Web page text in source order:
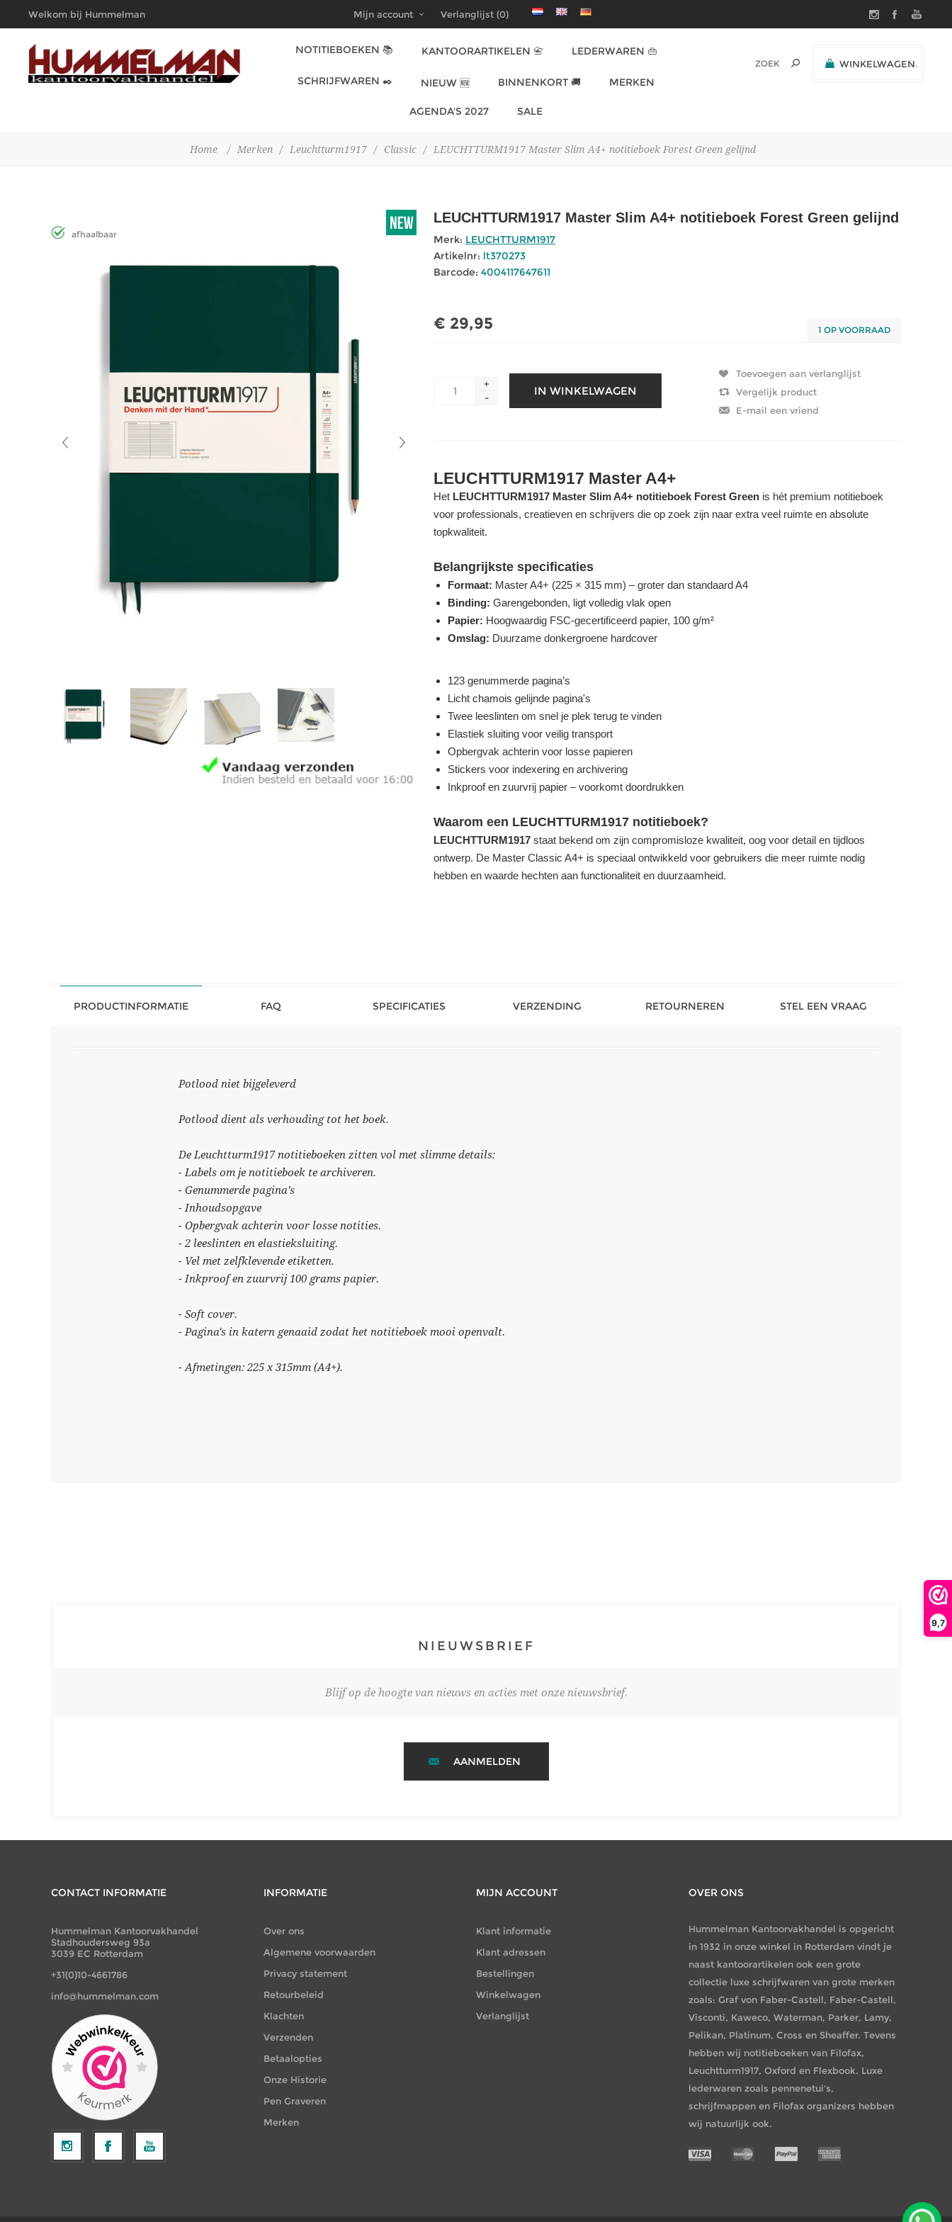
9,7
Welkom bij Hummelman
Kantoorvakhandel
Mijn account Verlanglijst (0)
WINKELWAGEN
NOTITIEBOEKEN 📚 KANTOORARTIKELEN 📇 LEDERWAREN 👜
SCHRIJFWAREN ✒️ NIEUW 🆕 BINNENKORT 🚚 MERKEN
AGENDA'S 2027 SALE
Home / Merken / Leuchtturm1917 / Classic / LEUCHTTURM1917 Master Slim A4+ notitieboek Forest Green gelijnd
afhaalbaar
LEUCHTTURM1917 Master Slim A4+ notitieboek Forest Green gelijnd
Merk: LEUCHTTURM1917
Artikelnr: lt370273
Barcode: 4004117647611
€ 29,95 1 OP VOORRAAD
+
-
LEUCHTTURM1917 Master A4+
Het LEUCHTTURM1917 Master Slim A4+ notitieboek Forest Green is hét premium notitieboek
voor professionals, creatieven en schrijvers die op zoek zijn naar extra veel ruimte en absolute
topkwaliteit.
Belangrijkste specificaties
Formaat: Master A4+ (225 × 315 mm) – groter dan standaard A4
Binding: Garengebonden, ligt volledig vlak open
Papier: Hoogwaardig FSC-gecertificeerd papier, 100 g/m²
Omslag: Duurzame donkergroene hardcover
123 genummerde pagina’s
Licht chamois gelijnde pagina's
Twee leeslinten om snel je plek terug te vinden
Elastiek sluiting voor veilig transport
Opbergvak achterin voor losse papieren
Stickers voor indexering en archivering
Inkproof en zuurvrij papier – voorkomt doordrukken
Waarom een LEUCHTTURM1917 notitieboek?
LEUCHTTURM1917 staat bekend om zijn compromisloze kwaliteit, oog voor detail en tijdloos
ontwerp. De Master Classic A4+ is speciaal ontwikkeld voor gebruikers die meer ruimte nodig
hebben en waarde hechten aan functionaliteit en duurzaamheid.
PRODUCTINFORMATIE FAQ SPECIFICATIES VERZENDING RETOURNEREN STEL EEN VRAAG
Potlood niet bijgeleverd
Potlood dient als verhouding tot het boek.
De Leuchtturm1917 notitieboeken zitten vol met slimme details:
- Labels om je notitieboek te archiveren.
- Genummerde pagina’s
- Inhoudsopgave
- Opbergvak achterin voor losse notities.
- 2 leeslinten en elastieksluiting.
- Vel met zelfklevende etiketten.
- Inkproof en zuurvrij 100 grams papier.
- Soft cover.
- Pagina's in katern genaaid zodat het notitieboek mooi openvalt.
- Afmetingen: 225 x 315mm (A4+).
NIEUWSBRIEF
Blijf op de hoogte van nieuws en acties met onze nieuwsbrief.
AANMELDEN
CONTACT INFORMATIE
Hummelman Kantoorvakhandel
Stadhoudersweg 93a
3039 EC Rotterdam
+31(0)10-4661786
info@hummelman.com
INFORMATIE
Over ons
Algemene voorwaarden
Privacy statement
Retourbeleid
Klachten
Verzenden
Betaalopties
Onze Historie
Pen Graveren
Merken
MIJN ACCOUNT
Klant informatie
Klant adressen
Bestellingen
Winkelwagen
Verlanglijst
OVER ONS
Hummelman Kantoorvakhandel is opgericht
in 1932 in onze winkel in Rotterdam vindt je
naast kantoorartikelen ook een grote
collectie luxe schrijfwaren van grote merken
zoals: Graf von Faber-Castell, Faber-Castell,
Visconti, Kaweco, Waterman, Parker, Lamy,
Pelikan, Platinum, Cross en Sheaffer. Tevens
hebben wij notitieboeken van Filofax,
Leuchtturm1917, Oxford en Flexbook. Luxe
lederwaren zoals pennenetui's,
schrijfmappen en Filofax organizers hebben
wij natuurlijk ook.